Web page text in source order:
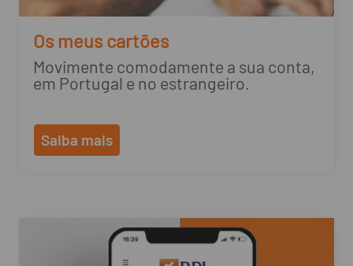
Os meus cartões
Movimente comodamente a sua conta,
em Portugal e no estrangeiro.
Saiba mais